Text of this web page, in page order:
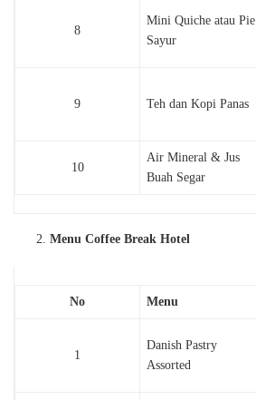
8
Mini Quiche atau Pie
Sayur
9 Teh dan Kopi Panas
10
Air Mineral & Jus
Buah Segar
Menu Coffee Break Hotel
No Menu
1
Danish Pastry
Assorted